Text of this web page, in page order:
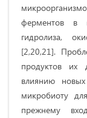
ферментов в
гидролиза,
[2,20,21].
продуктов их
влиянию
микробиоту
прежнему